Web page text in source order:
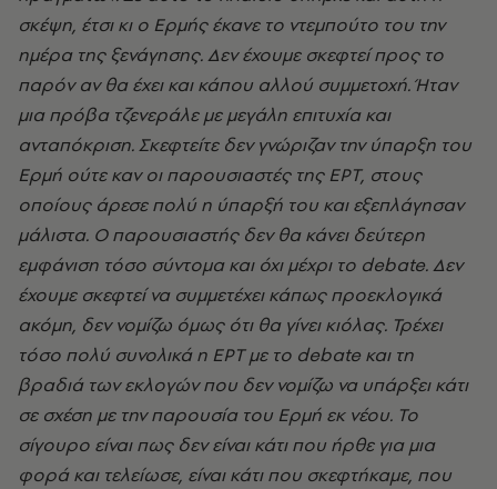
σκέψη, έτσι κι ο Ερμής έκανε το ντεμπούτο του την
ημέρα της ξενάγησης. Δεν έχουμε σκεφτεί προς το
παρόν αν θα έχει και κάπου αλλού συμμετοχή. Ήταν
μια πρόβα τζενεράλε με μεγάλη επιτυχία και
ανταπόκριση. Σκεφτείτε δεν γνώριζαν την ύπαρξη του
Ερμή ούτε καν οι παρουσιαστές της ΕΡΤ, στους
οποίους άρεσε πολύ η ύπαρξή του και εξεπλάγησαν
μάλιστα. Ο παρουσιαστής δεν θα κάνει δεύτερη
εμφάνιση τόσο σύντομα και όχι μέχρι το debate. Δεν
έχουμε σκεφτεί να συμμετέχει κάπως προεκλογικά
ακόμη, δεν νομίζω όμως ότι θα γίνει κιόλας. Τρέχει
τόσο πολύ συνολικά η ΕΡΤ με το debate και τη
βραδιά των εκλογών που δεν νομίζω να υπάρξει κάτι
σε σχέση με την παρουσία του Ερμή εκ νέου. Το
σίγουρο είναι πως δεν είναι κάτι που ήρθε για μια
φορά και τελείωσε, είναι κάτι που σκεφτήκαμε, που